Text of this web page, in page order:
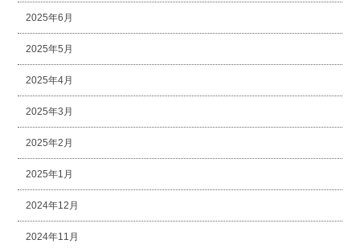
2025年6月
2025年5月
2025年4月
2025年3月
2025年2月
2025年1月
2024年12月
2024年11月